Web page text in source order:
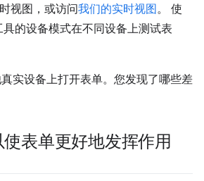
视图，或访问我们的实时视图。 使
的设备模式在不同设备上测试表
实设备上打开表单。您发现了哪些差
使表单更好地发挥作用